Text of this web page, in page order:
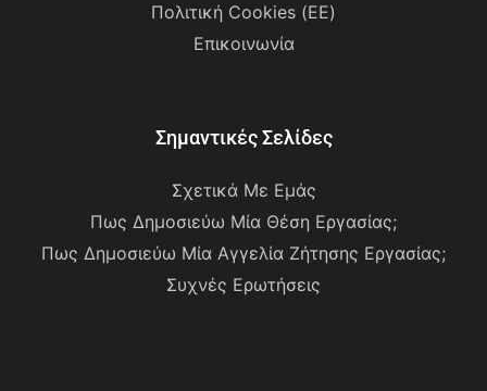
Πολιτική Cookies (ΕΕ)
Επικοινωνία
Σημαντικές Σελίδες
Σχετικά Με Εμάς
Πως Δημοσιεύω Μία Θέση Εργασίας;
Πως Δημοσιεύω Μία Αγγελία Ζήτησης Εργασίας;
Συχνές Ερωτήσεις